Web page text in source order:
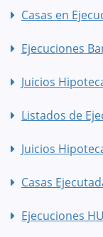
Casas en
Ejecuciones
Juicios
Listados de
Juicios
Casas
Ejecuciones